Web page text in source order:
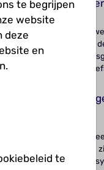
Rianne Klaassen
Levvel (voorheen
is in het
Zij is mede-
Ik hoef
Angela (21) heeft
dat zelf noemt. Ze
mensen die een
te begrijpen
website
deze
en
te